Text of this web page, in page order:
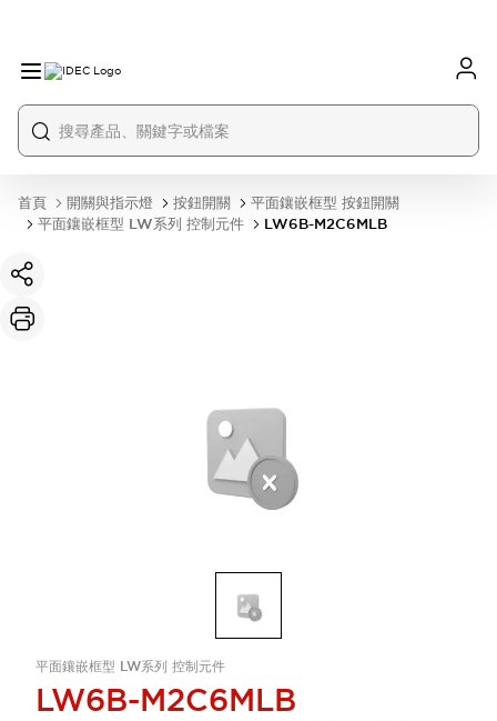
首頁 開關與指示燈 按鈕開關
平面鑲嵌框型 按鈕開關
平面鑲嵌框型 LW系列 控制元件
LW6B-M2C6MLB
平面鑲嵌框型 LW系列 控制元件
LW6B-M2C6MLB